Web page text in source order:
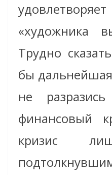
«художника
Трудно
бы дальнейшая
не
финансовый
кризис